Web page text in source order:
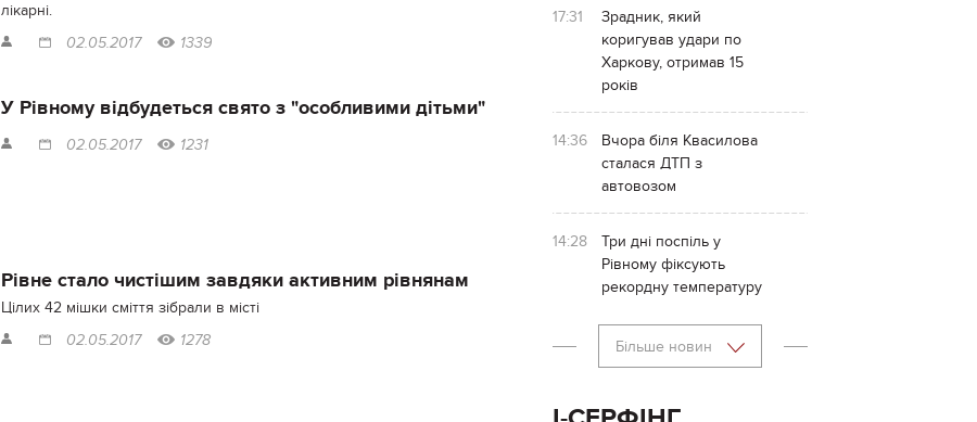
лікарні.
02.05.2017 1339
У Рівному відбудеться свято з "особливими дітьми"
02.05.2017 1231
Рівне стало чистішим завдяки активним рівнянам
Цілих 42 мішки сміття зібрали в місті
02.05.2017 1278
17:31
Зрадник, який
коригував удари по
Харкову, отримав 15
років
14:36
Вчора біля Квасилова
сталася ДТП з
автовозом
14:28
Три дні поспіль у
Рівному фіксують
рекордну температуру
Більше новин